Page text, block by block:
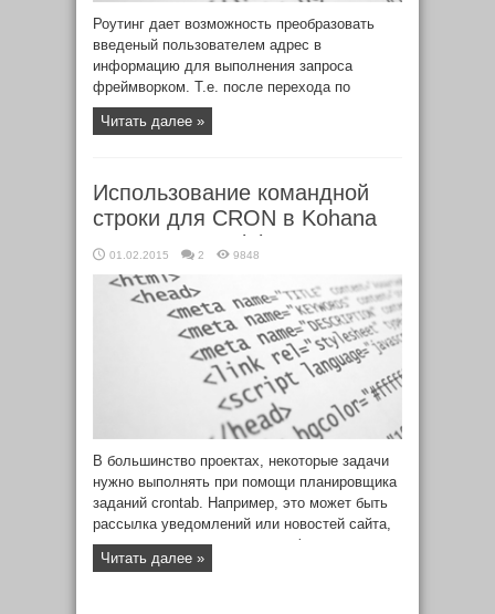
Роутинг дает возможность преобразовать
введеный пользователем адрес в
информацию для выполнения запроса
фреймворком. Т.е. после перехода по
ссылке в браузере, происходит ее обработка,
согласно определенным правилам. Также
составляет URL.
Читать далее »
Использование командной
строки для CRON в Kohana
3.3. Модуль Minion
01.02.2015 2 9848
В большинство проектах, некоторые задачи
нужно выполнять при помощи планировщика
заданий crontab. Например, это может быть
рассылка уведомлений или новостей сайта,
сбор и обработка статистики, формирование
и отправка отчетов администраторам и т.п. В
Читать далее »